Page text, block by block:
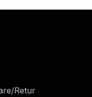
Retur